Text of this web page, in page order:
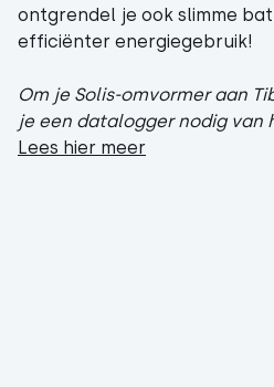
ontgrendel je ook slimme
efficiënter energiegebruik!
Om je Solis-omvormer aan
je een datalogger nodig van
Lees hier meer